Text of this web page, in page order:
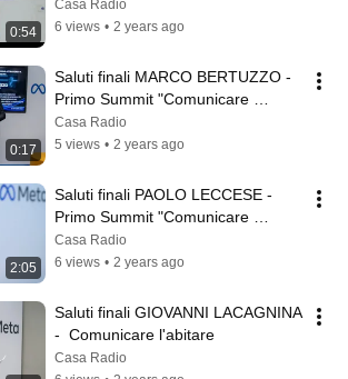
0:54
Casa Radio
6 views • 2 years ago
0:17
Saluti finali MARCO BERTUZZO -
Primo Summit "Comunicare
l'abitare"
Casa Radio
5 views • 2 years ago
2:05
Saluti finali PAOLO LECCESE -
Primo Summit "Comunicare
l'abitare"
Casa Radio
6 views • 2 years ago
Saluti finali GIOVANNI LACAGNINA
-  Comunicare l'abitare
Casa Radio